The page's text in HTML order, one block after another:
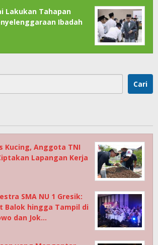
Lakukan Tahapan
Ibadah
Cari
Kucing, Anggota TNI
Lapangan Kerja
SMA NU 1 Gresik:
Balok hingga Tampil di
dan Jok…